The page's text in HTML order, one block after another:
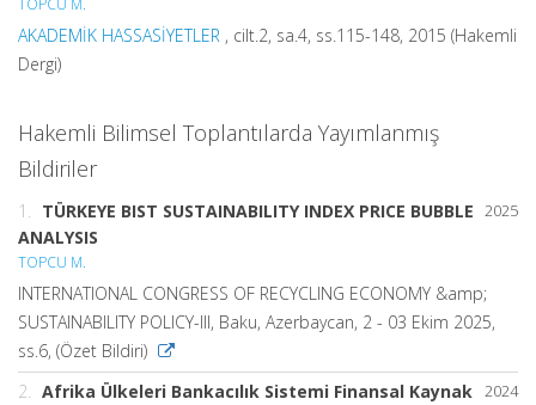
TOPCU M.
AKADEMİK HASSASİYETLER , cilt.2, sa.4, ss.115-148, 2015 (Hakemli
Dergi)
Hakemli Bilimsel Toplantılarda Yayımlanmış
Bildiriler
2025
1. TÜRKEYE BIST SUSTAINABILITY INDEX PRICE BUBBLE
ANALYSIS
TOPCU M.
INTERNATIONAL CONGRESS OF RECYCLING ECONOMY &amp;
SUSTAINABILITY POLICY-III, Baku, Azerbaycan, 2 - 03 Ekim 2025,
ss.6, (Özet Bildiri)
2024
2. Afrika Ülkeleri Bankacılık Sistemi Finansal Kaynak